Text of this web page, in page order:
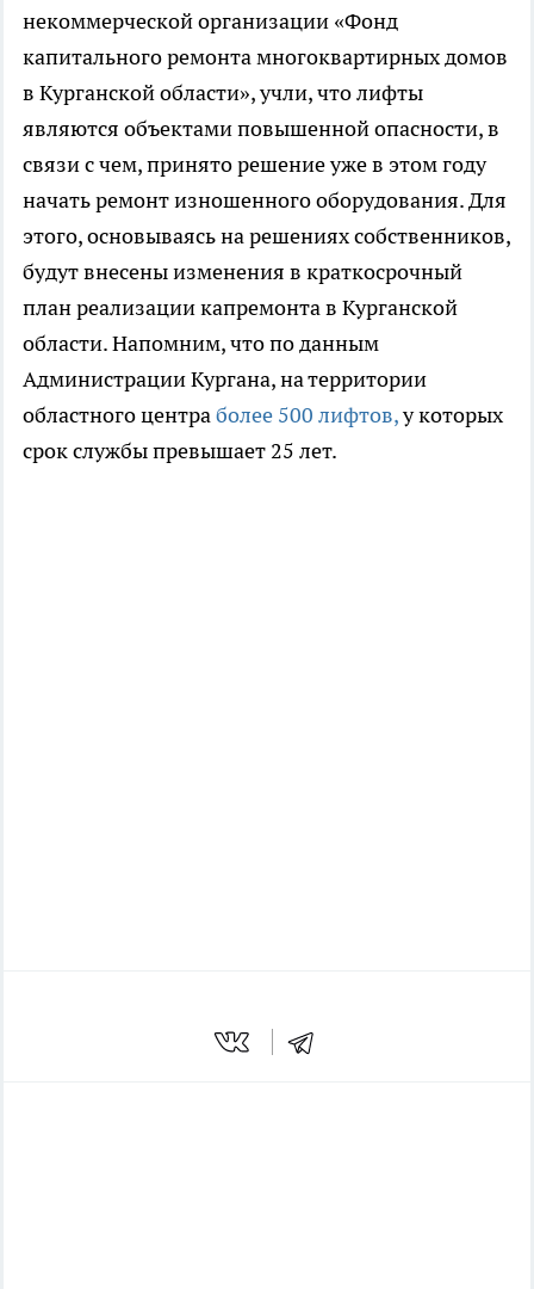
некоммерческой организации «Фонд
капитального ремонта многоквартирных домов
в Курганской области», учли, что лифты
являются объектами повышенной опасности, в
связи с чем, принято решение уже в этом году
начать ремонт изношенного оборудования. Для
этого, основываясь на решениях собственников,
будут внесены изменения в краткосрочный
план реализации капремонта в Курганской
области. Напомним, что по данным
Администрации Кургана, на территории
областного центраболее 500 лифтов,у которых
срок службы превышает 25 лет.